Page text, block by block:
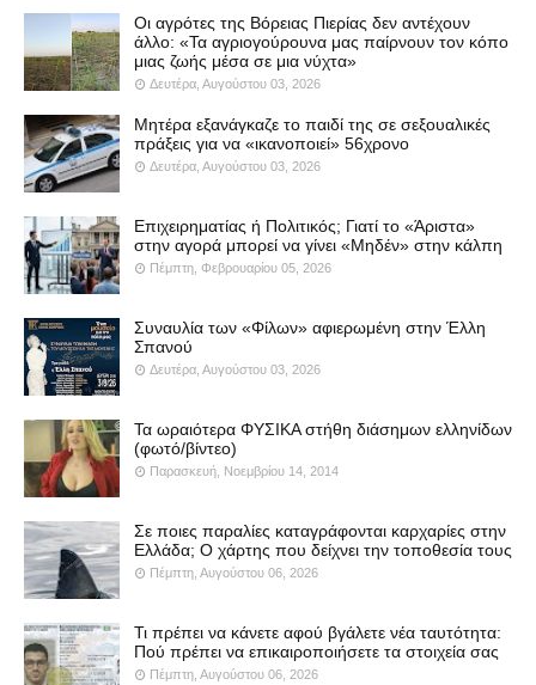
Οι αγρότες της Βόρειας Πιερίας δεν αντέχουν
άλλο: «Τα αγριογούρουνα μας παίρνουν τον κόπο
μιας ζωής μέσα σε μια νύχτα»
Δευτέρα, Αυγούστου 03, 2026
Μητέρα εξανάγκαζε το παιδί της σε σεξουαλικές
πράξεις για να «ικανοποιεί» 56χρονο
Δευτέρα, Αυγούστου 03, 2026
Επιχειρηματίας ή Πολιτικός; Γιατί το «Άριστα»
στην αγορά μπορεί να γίνει «Μηδέν» στην κάλπη
Πέμπτη, Φεβρουαρίου 05, 2026
Συναυλία των «Φίλων» αφιερωμένη στην Έλλη
Σπανού
Δευτέρα, Αυγούστου 03, 2026
Τα ωραιότερα ΦΥΣΙΚΑ στήθη διάσημων ελληνίδων
(φωτό/βίντεο)
Παρασκευή, Νοεμβρίου 14, 2014
Σε ποιες παραλίες καταγράφονται καρχαρίες στην
Ελλάδα; Ο χάρτης που δείχνει την τοποθεσία τους
Πέμπτη, Αυγούστου 06, 2026
Τι πρέπει να κάνετε αφού βγάλετε νέα ταυτότητα:
Πού πρέπει να επικαιροποιήσετε τα στοιχεία σας
Πέμπτη, Αυγούστου 06, 2026